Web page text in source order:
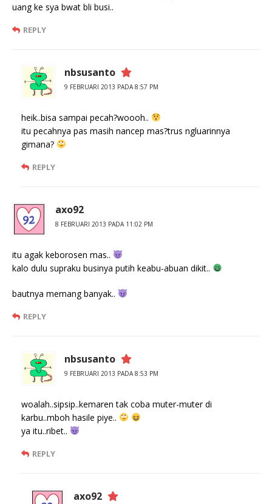
uang ke sya bwat bli busi..
REPLY
nbsusanto
9 FEBRUARI 2013 PADA 8:57 PM
heik..bisa sampai pecah?woooh..
itu pecahnya pas masih nancep mas?trus ngluarinnya
gimana?
REPLY
axo92
8 FEBRUARI 2013 PADA 11:02 PM
itu agak keborosen mas..
kalo dulu supraku businya putih keabu-abuan dikit..
bautnya memang banyak..
REPLY
nbsusanto
9 FEBRUARI 2013 PADA 8:53 PM
woalah..sipsip..kemaren tak coba muter-muter di
karbu..mboh hasile piye..
ya itu..ribet..
REPLY
axo92